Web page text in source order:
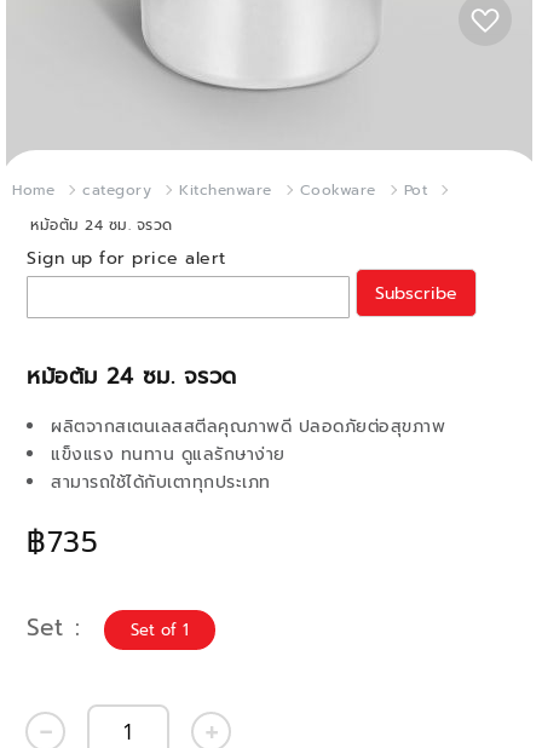
Home category Kitchenware Cookware
Pot
หม้อต้ม 24 ซม. จรวด
หม้อต้ม 24 ซม. จรวด
฿735
ผลิตจากสเตนเลสสตีลคุณภาพดี ปลอดภัยต่อสุขภาพ
แข็งแรง ทนทาน ดูแลรักษาง่าย
สามารถใช้ได้กับเตาทุกประเภท
Sign up for price alert
Subscribe
Set Set of 1